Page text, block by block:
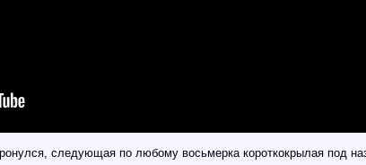
следующая по любому восьмерка короткокрылая под